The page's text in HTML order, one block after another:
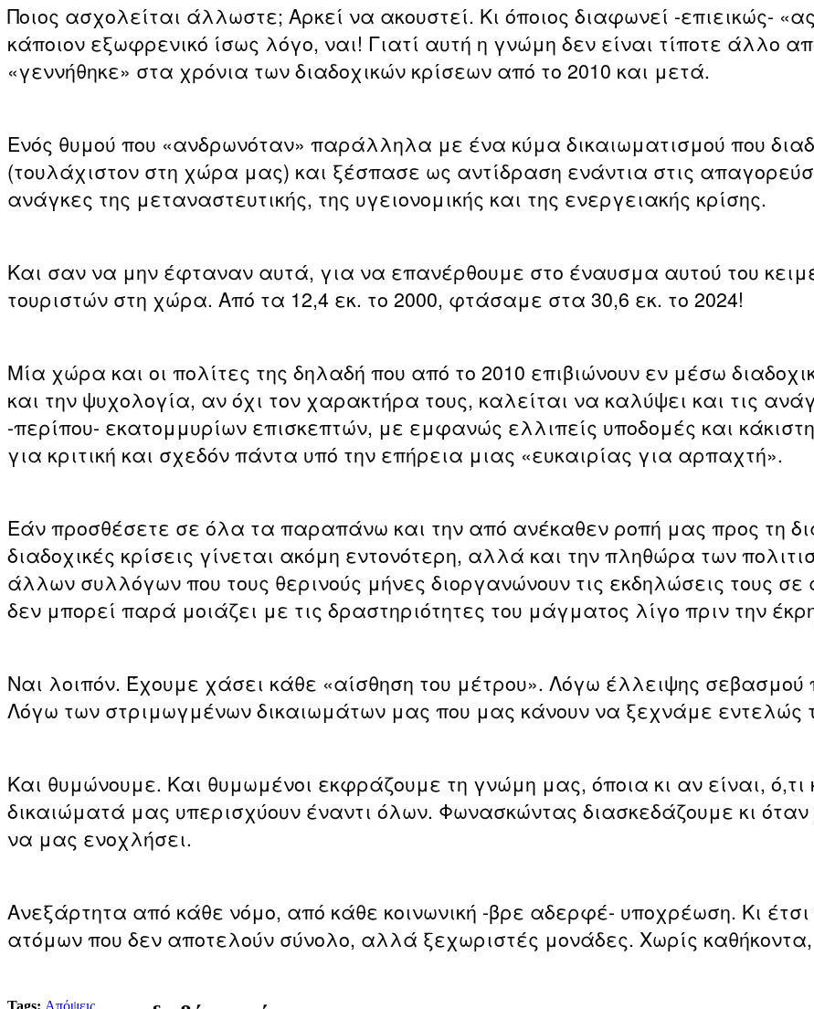
Ποιος ασχολείται άλλωστε; Αρκεί να ακουστεί. Κι όποιος διαφωνεί -επιεικώς-
κάποιον εξωφρενικό ίσως λόγο, ναι! Γιατί αυτή η γνώμη δεν είναι τίποτε άλλο
«γεννήθηκε» στα χρόνια των διαδοχικών κρίσεων από το 2010 και μετά.
Ενός θυμού που «ανδρωνόταν» παράλληλα με ένα κύμα δικαιωματισμού που
(τουλάχιστον στη χώρα μας) και ξέσπασε ως αντίδραση ενάντια στις
ανάγκες της μεταναστευτικής, της υγειονομικής και της ενεργειακής κρίσης.
Και σαν να μην έφταναν αυτά, για να επανέρθουμε στο έναυσμα αυτού του
τουριστών στη χώρα. Από τα 12,4 εκ. το 2000, φτάσαμε στα 30,6 εκ. το 2024!
Μία χώρα και οι πολίτες της δηλαδή που από το 2010 επιβιώνουν εν μέσω
και την ψυχολογία, αν όχι τον χαρακτήρα τους, καλείται να καλύψει και τις
-περίπου- εκατομμυρίων επισκεπτών, με εμφανώς ελλιπείς υποδομές και
για κριτική και σχεδόν πάντα υπό την επήρεια μιας «ευκαιρίας για αρπαχτή».
Εάν προσθέσετε σε όλα τα παραπάνω και την από ανέκαθεν ροπή μας προς τη
διαδοχικές κρίσεις γίνεται ακόμη εντονότερη, αλλά και την πληθώρα των
άλλων συλλόγων που τους θερινούς μήνες διοργανώνουν τις εκδηλώσεις τους
δεν μπορεί παρά μοιάζει με τις δραστηριότητες του μάγματος λίγο πριν την
Ναι λοιπόν. Έχουμε χάσει κάθε «αίσθηση του μέτρου». Λόγω έλλειψης σεβασμού
Λόγω των στριμωγμένων δικαιωμάτων μας που μας κάνουν να ξεχνάμε εντελώς
Και θυμώνουμε. Και θυμωμένοι εκφράζουμε τη γνώμη μας, όποια κι αν είναι,
δικαιώματά μας υπερισχύουν έναντι όλων. Φωνασκώντας διασκεδάζουμε κι
να μας ενοχλήσει.
Ανεξάρτητα από κάθε νόμο, από κάθε κοινωνική -βρε αδερφέ- υποχρέωση. Κι
ατόμων που δεν αποτελούν σύνολο, αλλά ξεχωριστές μονάδες. Χωρίς
Tags: Απόψεις